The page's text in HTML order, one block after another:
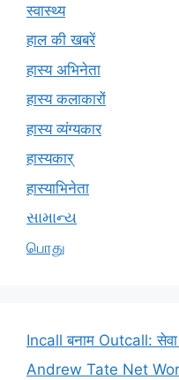
स्वास्थ्य
हाल की खबरें
हास्य अभिनेता
हास्य कलाकारों
हास्य व्यंग्यकार
हास्यकार्
हास्याभिनेता
સામાન્ય
பொது
Incall बनाम Outcall: सेवा
Andrew Tate Net